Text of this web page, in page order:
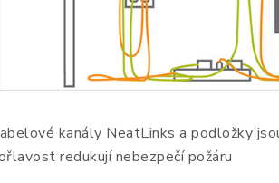
kanály NeatLinks a podložky
redukují nebezpečí požáru